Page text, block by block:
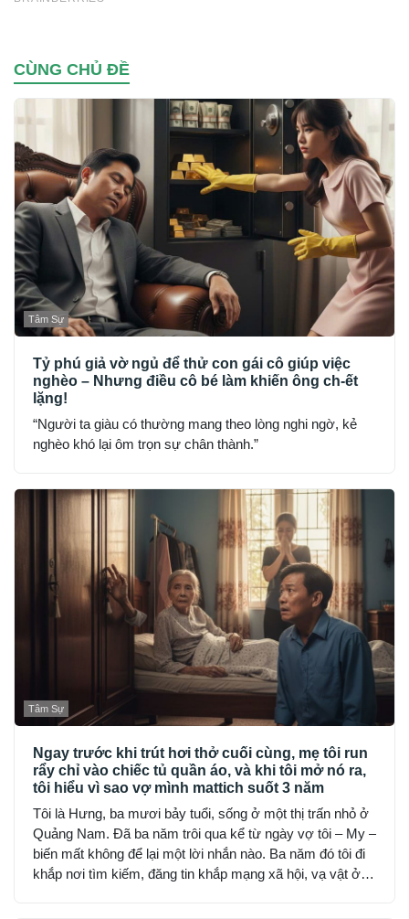
CÙNG CHỦ ĐỀ
Tâm Sự
Tỷ phú giả vờ ngủ để thử con gái cô giúp việc
nghèo – Nhưng điều cô bé làm khiến ông ch-ết
lặng!
“Người ta giàu có thường mang theo lòng nghi ngờ, kẻ
nghèo khó lại ôm trọn sự chân thành.”
Tâm Sự
Ngay trước khi trút hơi thở cuối cùng, mẹ tôi run
rẩy chỉ vào chiếc tủ quần áo, và khi tôi mở nó ra,
tôi hiểu vì sao vợ mình mattich suốt 3 năm
Tôi là Hưng, ba mươi bảy tuổi, sống ở một thị trấn nhỏ ở
Quảng Nam. Đã ba năm trôi qua kể từ ngày vợ tôi – My –
biến mất không để lại một lời nhắn nào. Ba năm đó tôi đi
khắp nơi tìm kiếm, đăng tin khắp mạng xã hội, vạ vật ở